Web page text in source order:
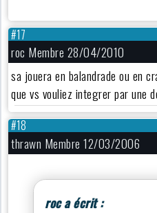
#17
roc Membre 28/04/2010
sa jouera en balandrade ou en
que vs vouliez integrer par une
#18
thrawn Membre 12/03/2006
roc a écrit :